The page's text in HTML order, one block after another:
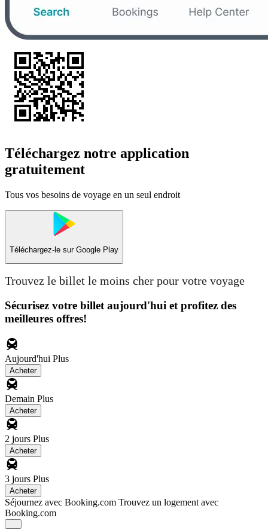
Téléchargez notre application
gratuitement
Tous vos besoins de voyage en un seul endroit
Téléchargez-le sur Google Play
Trouvez le billet le moins cher pour votre voyage
Sécurisez votre billet aujourd'hui et profitez des
meilleures offres!
Aujourd'hui Plus
Acheter
Demain Plus
Acheter
2 jours Plus
Acheter
3 jours Plus
Acheter
Séjournez avec Booking.com Trouvez un logement avec
Booking.com